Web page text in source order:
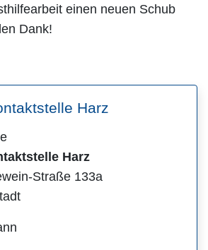
einen neuen Schub
Dank!
Harz
Harz
Straße 133a